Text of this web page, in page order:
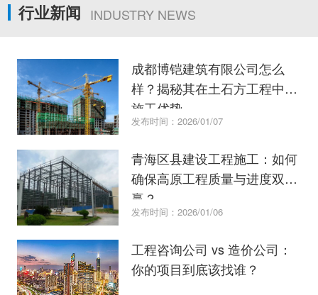
行业新闻 INDUSTRY NEWS
成都博铠建筑有限公司怎么
样？揭秘其在土石方工程中的
施工优势。
发布时间：2026/01/07
青海区县建设工程施工：如何
确保高原工程质量与进度双
赢？
发布时间：2026/01/06
工程咨询公司 vs 造价公司：
你的项目到底该找谁？